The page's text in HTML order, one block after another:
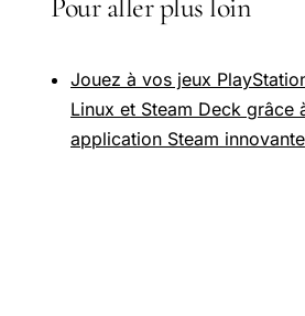
Pour aller plus loin
Jouez à vos jeux
Linux et Steam Deck grâce
application Steam innovante